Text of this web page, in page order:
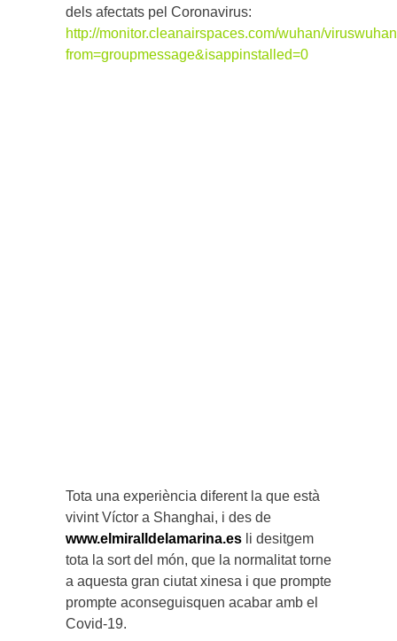
dels afectats pel Coronavirus:
http://monitor.cleanairspaces.com/wuhan/
from=groupmessage&isappinstalled=0
Tota una experiència diferent la que està
vivint Víctor a Shanghai, i des de
www.elmiralldelamarina.es li desitgem
tota la sort del món, que la normalitat torne
a aquesta gran ciutat xinesa i que prompte
prompte aconseguisquen acabar amb el
Covid-19.